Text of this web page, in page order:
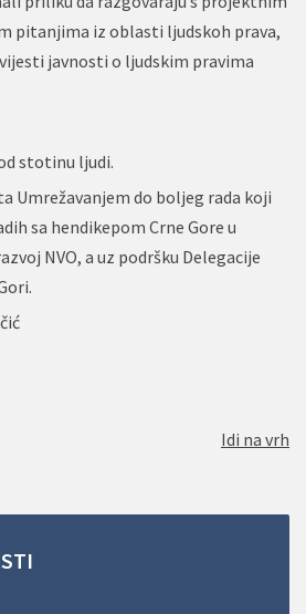
pitanjima iz oblasti ljudskoh prava,
javnosti o ljudskim pravima
stotinu ljudi.
Umrežavanjem do boljeg rada koji
sa hendikepom Crne Gore u
NVO, a uz podršku Delegacije
Idi na vrh